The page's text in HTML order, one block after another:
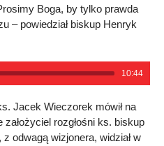
Boga, by tylko prawda
– powiedział biskup Henryk
10:44
Jacek Wieczorek mówił na
rozgłośni ks. biskup
odwagą wizjonera, widział w